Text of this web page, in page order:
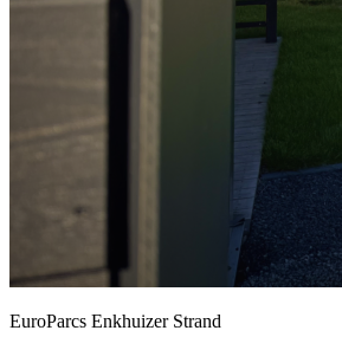
EuroParcs Enkhuizer Strand